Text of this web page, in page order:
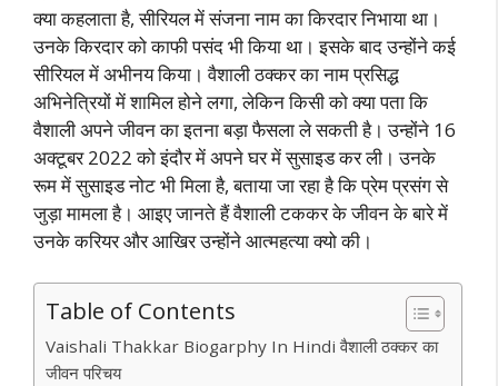
क्या कहलाता है, सीरियल में संजना नाम का किरदार निभाया था।
उनके किरदार को काफी पसंद भी किया था। इसके बाद उन्होंने कई
सीरियल में अभीनय किया। वैशाली ठक्कर का नाम प्रसिद्ध
अभिनेत्रियों में शामिल होने लगा, लेकिन किसी को क्या पता कि
वैशाली अपने जीवन का इतना बड़ा फैसला ले सकती है। उन्होंने 16
अक्टूबर 2022 को इंदौर में अपने घर में सुसाइड कर ली। उनके
रूम में सुसाइड नोट भी मिला है, बताया जा रहा है कि प्रेम प्रसंग से
जुड़ा मामला है। आइए जानते हैं वैशाली टककर के जीवन के बारे में
उनके करियर और आखिर उन्होंने आत्महत्या क्यो की।
Table of Contents
Vaishali Thakkar Biogarphy In Hindi वैशाली ठक्कर का
जीवन परिचय